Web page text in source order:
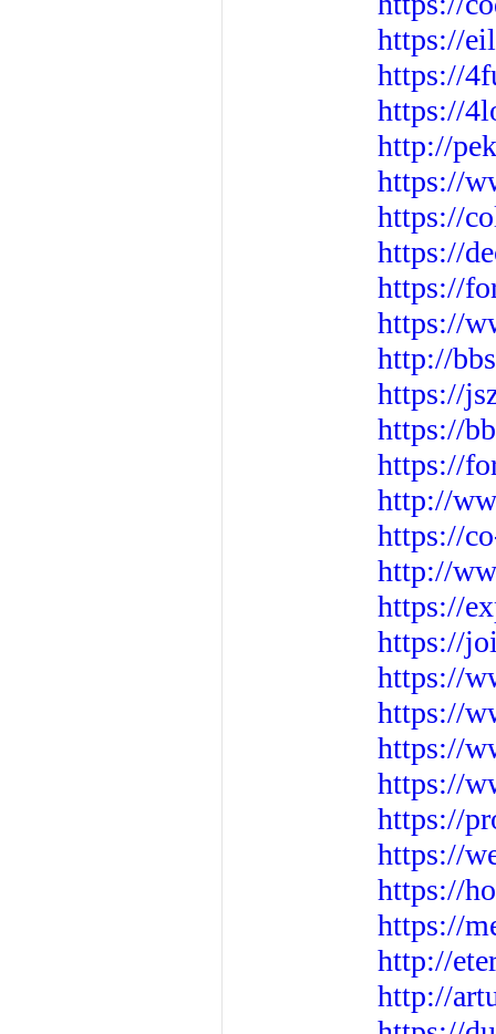
https://
https://
https://
http://
https://
https://
https://
https://
https://
http://
https://
https://
https://
http://
https://
http://
https://
https://
https://
https://
https://
https://
https://
https://
https://
https://
http://
http://